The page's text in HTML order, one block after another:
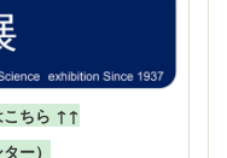
こちら ↑↑
ー）